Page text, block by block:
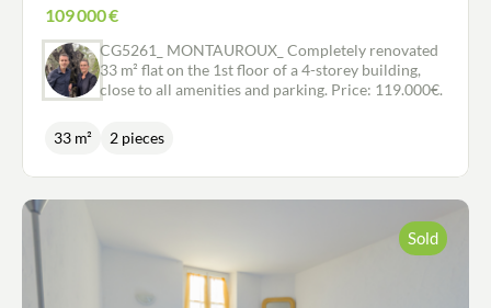
109 000€
CG5261_ MONTAUROUX_ Completely renovated
33 m² flat on the 1st floor of a 4-storey building,
close to all amenities and parking. Price: 119.000€.
33 m² 2 pieces
Sold